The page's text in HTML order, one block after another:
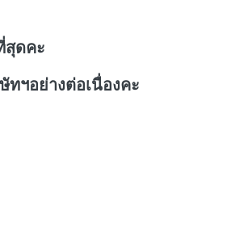
สุดคะ
ฯอย่างต่อเนื่องคะ